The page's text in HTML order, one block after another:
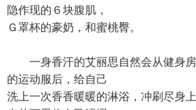
隐作现的６块腹肌，
Ｇ罩杯的豪奶，和蜜桃臀。
一身香汗的艾丽思自然会从健身房
的运动服后，给自己
洗上一次香香暖暖的淋浴，冲刷尽身